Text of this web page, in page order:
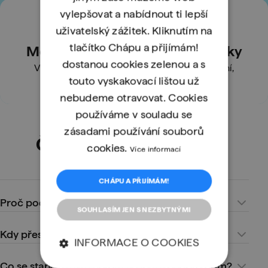
Metodika od learning designérky
Výuka je navržená tak, aby učení bylo efektivní,
přehledné a snadno zapamatovatelné.
Často kladené otázky
Proč podporu ukončujete?
Chceme soustředit energii na novou výukovou platformu,
která je bezpečnější, modernější, nabízí aktuální obsah
a můžeme ji neustále vylepšovat. Technologie starého
Kdy přesně podpora končí?
28. 8. 2025 už
vylepšovat a nabídnout ti lepší
uživatelský zážitek. Kliknutím na
tlačítko Chápu a přijímám!
dostanou cookies zelenou a s
touto vyskakovací lištou už
nebudeme otravovat. Cookies
používáme v souladu se
zásadami používání souborů
cookies.Více informací
CHÁPU A PŘIJÍMÁM!
SOUHLASÍM JEN S NEZBYTNÝMI
INFORMACE O COOKIES